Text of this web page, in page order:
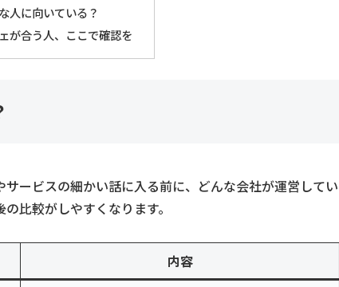
人に向いている？
が合う人、ここで確認を
ービスの細かい話に入る前に、どんな会社が運営してい
比較がしやすくなります。
内容